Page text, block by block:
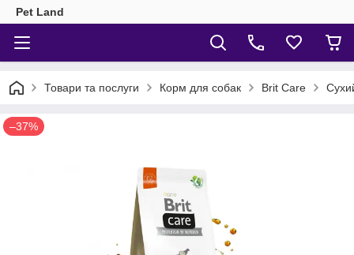
Pet Land
Товари та послуги Корм для собак Brit Care
–37%